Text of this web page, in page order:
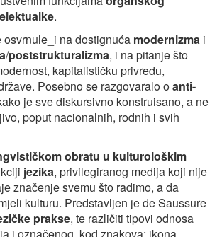
.
na dostignuća modernizma i
/poststrukturalizma, i na pitanje što
kapitalističku privredu,
Posebno se razgovaralo oanti-
je sve diskursivno konstruisano, a ne
poput nacionalnih, rodnih i svih
obratu u kulturološkim
jezika, privilegiranog medija koji nije
značenje svemu što radimo, a da
kulturu. Predstavljen je de Saussure
prakse, te različiti tipovi odnosa
i označenog, kod znakova: ikona,